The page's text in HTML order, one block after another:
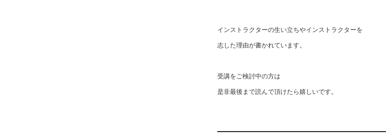
インストラクターの生い立ちやインストラクターを
志した理由が書かれています。
受講をご検討中の方は
是非最後まで読んで頂けたら嬉しいです。